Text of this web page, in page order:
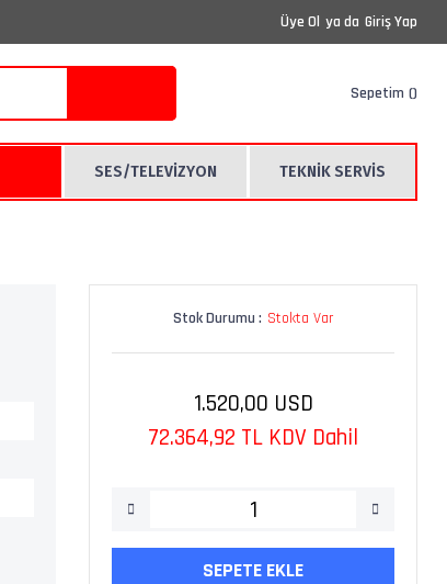
Üye Ol ya da Giriş Yap
Sepetim
SES/TELEVİZYON TEKNİK SERVİS
Stok Durumu : Stokta Var
1.520,00 USD
72.364,92 TL KDV Dahil
SEPETE EKLE